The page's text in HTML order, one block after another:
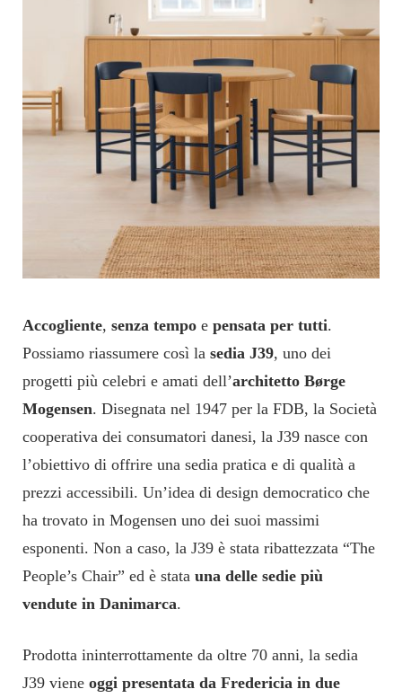
Accogliente, senza tempo e pensata per tutti.
Possiamo riassumere così la sedia J39, uno dei
progetti più celebri e amati dell’architetto Børge
Mogensen. Disegnata nel 1947 per la FDB, la Società
cooperativa dei consumatori danesi, la J39 nasce con
l’obiettivo di offrire una sedia pratica e di qualità a
prezzi accessibili. Un’idea di design democratico che
ha trovato in Mogensen uno dei suoi massimi
esponenti. Non a caso, la J39 è stata ribattezzata “The
People’s Chair” ed è stata una delle sedie più
vendute in Danimarca.
Prodotta ininterrottamente da oltre 70 anni, la sedia
J39 viene oggi presentata da Fredericia in due